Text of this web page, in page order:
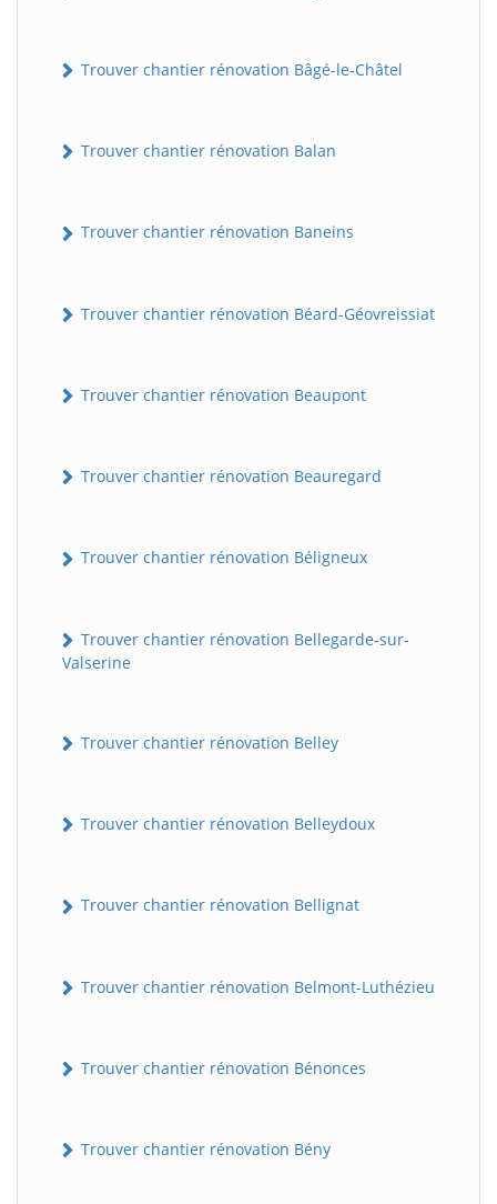
Trouver chantier rénovation Bâgé-le-Châtel
Trouver chantier rénovation Balan
Trouver chantier rénovation Baneins
Trouver chantier rénovation Béard-Géovreissiat
Trouver chantier rénovation Beaupont
Trouver chantier rénovation Beauregard
Trouver chantier rénovation Béligneux
Trouver chantier rénovation Bellegarde-sur-
Valserine
Trouver chantier rénovation Belley
Trouver chantier rénovation Belleydoux
Trouver chantier rénovation Bellignat
Trouver chantier rénovation Belmont-Luthézieu
Trouver chantier rénovation Bénonces
Trouver chantier rénovation Bény